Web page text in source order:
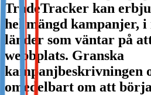
Not already our Publisher?
Sign up here
TradeTracker kan
hel mängd kampanjer, i
länder som väntar på
webbplats. Granska
kampanjbeskrivningen
omedelbart om att